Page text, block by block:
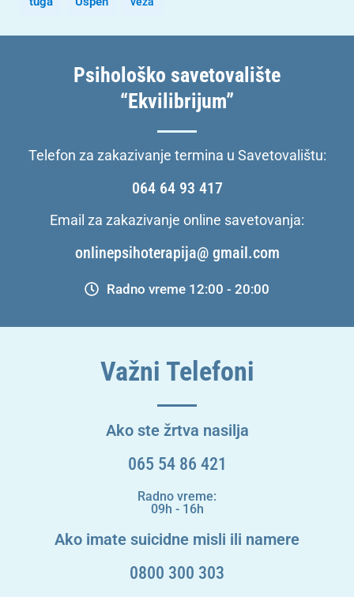
Psihološko savetovalište
“Ekvilibrijum”
Telefon za zakazivanje termina u Savetovalištu:
064 64 93 417
Email za zakazivanje online savetovanja:
onlinepsihoterapija@ gmail.com
Radno vreme 12:00 - 20:00
Važni Telefoni
Ako ste žrtva nasilja
065 54 86 421
Radno vreme:
09h - 16h
Ako imate suicidne misli ili namere
0800 300 303